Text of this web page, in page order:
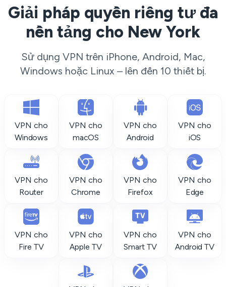
Giải pháp quyền riêng tư đa
nền tảng cho New York
Sử dụng VPN trên iPhone, Android, Mac,
Windows hoặc Linux – lên đến 10 thiết bị.
VPN cho
Windows
VPN cho
macOS
VPN cho
Android
VPN cho
iOS
VPN cho
Router
VPN cho
Chrome
VPN cho
Firefox
VPN cho
Edge
VPN cho
Fire TV
VPN cho
Apple TV
VPN cho
Smart TV
VPN cho
Android TV